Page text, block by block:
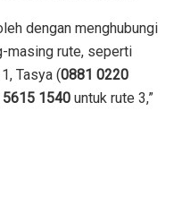
dengan menghubungi
masing rute, seperti
Tasya (0881 0220
1540 untuk rute 3,”